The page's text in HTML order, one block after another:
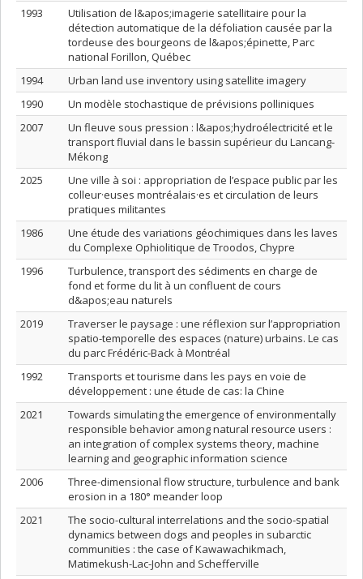
1993
Utilisation de l&apos;imagerie satellitaire pour la
détection automatique de la défoliation causée par la
tordeuse des bourgeons de l&apos;épinette, Parc
national Forillon, Québec
1994
Urban land use inventory using satellite imagery
1990
Un modèle stochastique de prévisions polliniques
2007
Un fleuve sous pression : l&apos;hydroélectricité et le
transport fluvial dans le bassin supérieur du Lancang-
Mékong
2025
Une ville à soi : appropriation de l’espace public par les
colleur·euses montréalais·es et circulation de leurs
pratiques militantes
1986
Une étude des variations géochimiques dans les laves
du Complexe Ophiolitique de Troodos, Chypre
1996
Turbulence, transport des sédiments en charge de
fond et forme du lit à un confluent de cours
d&apos;eau naturels
2019
Traverser le paysage : une réflexion sur l’appropriation
spatio-temporelle des espaces (nature) urbains. Le cas
du parc Frédéric-Back à Montréal
1992
Transports et tourisme dans les pays en voie de
développement : une étude de cas: la Chine
2021
Towards simulating the emergence of environmentally
responsible behavior among natural resource users :
an integration of complex systems theory, machine
learning and geographic information science
2006
Three-dimensional flow structure, turbulence and bank
erosion in a 180° meander loop
2021
The socio-cultural interrelations and the socio-spatial
dynamics between dogs and peoples in subarctic
communities : the case of Kawawachikmach,
Matimekush-Lac-John and Schefferville